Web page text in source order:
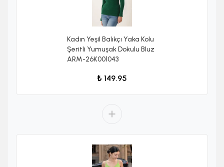
Kadın Yeşil Balıkçı Yaka Kolu
Şeritli Yumuşak Dokulu Bluz
ARM-26K001043
₺ 149.95